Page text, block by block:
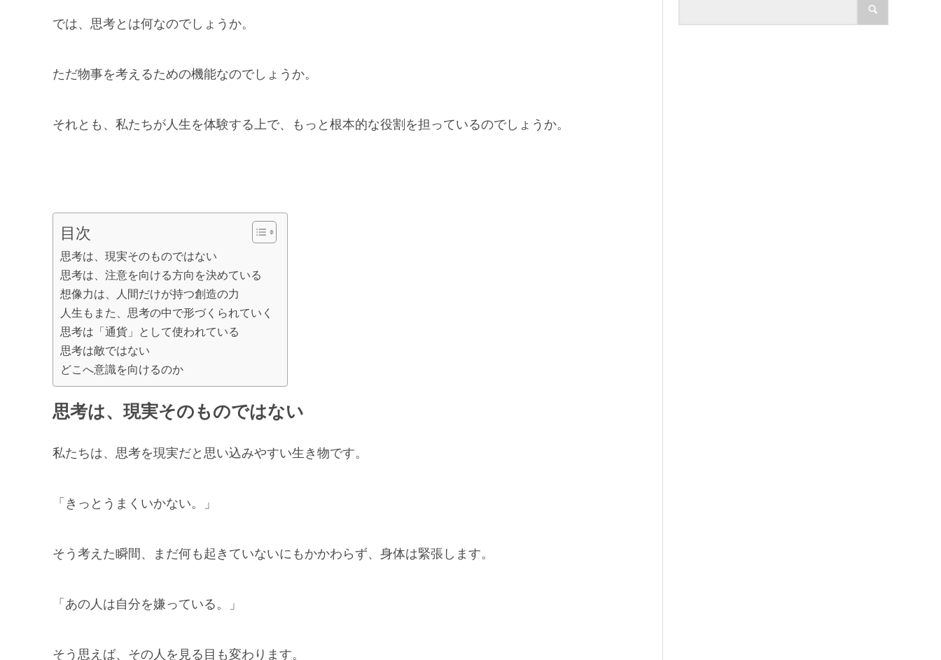
では、思考とは何なのでしょうか。
ただ物事を考えるための機能なのでしょうか。
それとも、私たちが人生を体験する上で、もっと根本的な役割を担っているのでしょうか。
目次
思考は、現実そのものではない
思考は、注意を向ける方向を決めている
想像力は、人間だけが持つ創造の力
人生もまた、思考の中で形づくられていく
思考は「通貨」として使われている
思考は敵ではない
どこへ意識を向けるのか
思考は、現実そのものではない
私たちは、思考を現実だと思い込みやすい生き物です。
「きっとうまくいかない。」
そう考えた瞬間、まだ何も起きていないにもかかわらず、身体は緊張します。
「あの人は自分を嫌っている。」
そう思えば、その人を見る目も変わります。